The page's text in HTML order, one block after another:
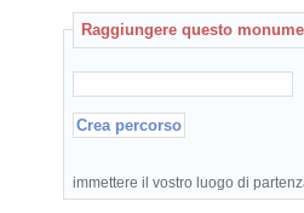
Raggiungere questo
immettere il vostro luogo di